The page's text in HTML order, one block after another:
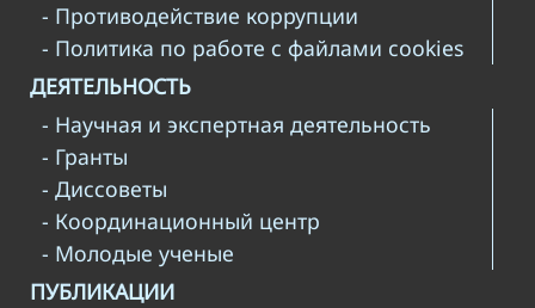
- Противодействие коррупции
- Политика по работе с файлами cookies
ДЕЯТЕЛЬНОСТЬ
- Научная и экспертная деятельность
- Гранты
- Диссоветы
- Координационный центр
- Молодые ученые
ПУБЛИКАЦИИ